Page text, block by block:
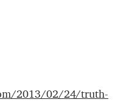
2013/02/24/truth-